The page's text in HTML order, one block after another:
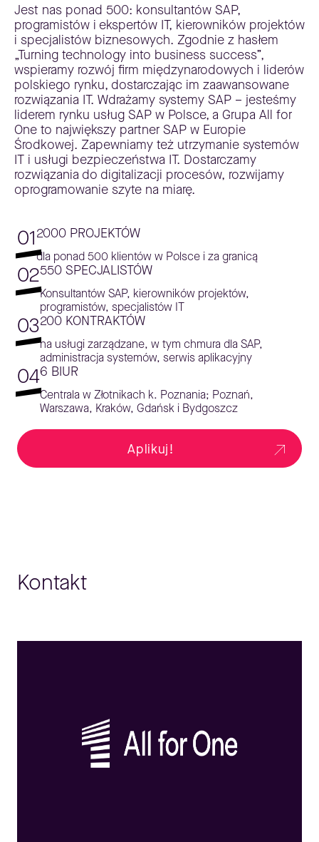
Jest nas ponad 500: konsultantów SAP,
programistów i ekspertów IT, kierowników projektów
i specjalistów biznesowych. Zgodnie z hasłem
„Turning technology into business success”,
wspieramy rozwój firm międzynarodowych i liderów
polskiego rynku, dostarczając im zaawansowane
rozwiązania IT. Wdrażamy systemy SAP – jesteśmy
liderem rynku usług SAP w Polsce, a Grupa All for
One to największy partner SAP w Europie
Środkowej. Zapewniamy też utrzymanie systemów
IT i usługi bezpieczeństwa IT. Dostarczamy
rozwiązania do digitalizacji procesów, rozwijamy
oprogramowanie szyte na miarę.
012000 PROJEKTÓW
dla ponad 500 klientów w Polsce i za granicą
02550 SPECJALISTÓW
Konsultantów SAP, kierowników projektów,
programistów, specjalistów IT
03200 KONTRAKTÓW
na usługi zarządzane, w tym chmura dla SAP,
administracja systemów, serwis aplikacyjny
046 BIUR
Centrala w Złotnikach k. Poznania; Poznań,
Warszawa, Kraków, Gdańsk i Bydgoszcz
Aplikuj!
Kontakt